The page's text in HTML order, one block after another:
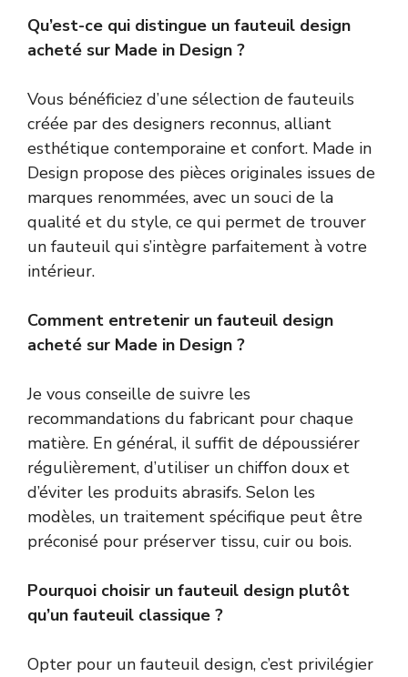
Qu’est-ce qui distingue un fauteuil design
acheté sur Made in Design ?
Vous bénéficiez d’une sélection de fauteuils
créée par des designers reconnus, alliant
esthétique contemporaine et confort. Made in
Design propose des pièces originales issues de
marques renommées, avec un souci de la
qualité et du style, ce qui permet de trouver
un fauteuil qui s’intègre parfaitement à votre
intérieur.
Comment entretenir un fauteuil design
acheté sur Made in Design ?
Je vous conseille de suivre les
recommandations du fabricant pour chaque
matière. En général, il suffit de dépoussiérer
régulièrement, d’utiliser un chiffon doux et
d’éviter les produits abrasifs. Selon les
modèles, un traitement spécifique peut être
préconisé pour préserver tissu, cuir ou bois.
Pourquoi choisir un fauteuil design plutôt
qu’un fauteuil classique ?
Opter pour un fauteuil design, c’est privilégier